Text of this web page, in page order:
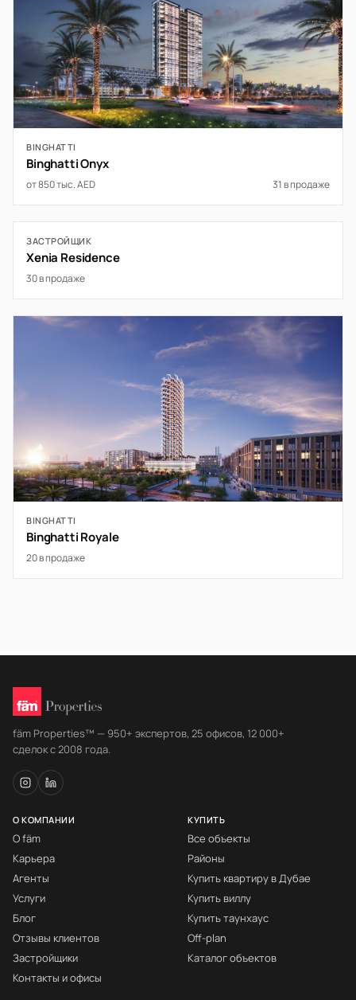
BINGHATTI
Binghatti Onyx
от 850 тыс. AED 31 в продаже
ЗАСТРОЙЩИК
Xenia Residence
30 в продаже
BINGHATTI
Binghatti Royale
20 в продаже
fäm Properties™ — 950+ экспертов, 25 офисов, 12 000+
сделок с 2008 года.
О КОМПАНИИ
О fäm
Карьера
Агенты
Услуги
Блог
Отзывы клиентов
Застройщики
Контакты и офисы
КУПИТЬ
Все объекты
Районы
Купить квартиру в Дубае
Купить виллу
Купить таунхаус
Off-plan
Каталог объектов